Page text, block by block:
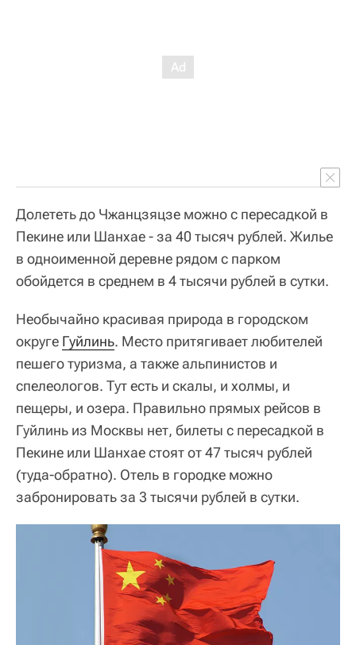
Долететь до Чжанцзяцзе можно с пересадкой в
Пекине или Шанхае - за 40 тысяч рублей. Жилье
в одноименной деревне рядом с парком
обойдется в среднем в 4 тысячи рублей в сутки.
Необычайно красивая природа в городском
округе Гуйлинь. Место притягивает любителей
пешего туризма, а также альпинистов и
спелеологов. Тут есть и скалы, и холмы, и
пещеры, и озера. Правильно прямых рейсов в
Гуйлинь из Москвы нет, билеты с пересадкой в
Пекине или Шанхае стоят от 47 тысяч рублей
(туда-обратно). Отель в городке можно
забронировать за 3 тысячи рублей в сутки.